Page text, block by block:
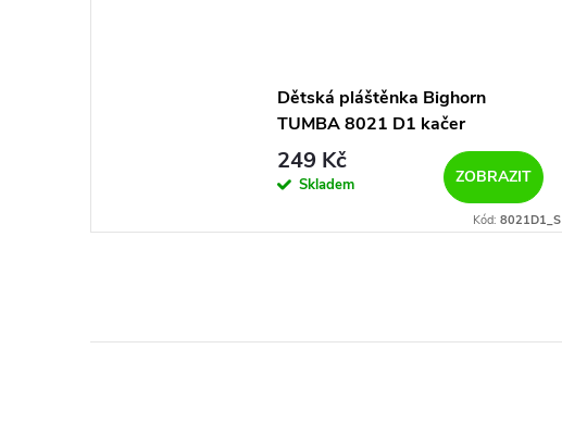
Dětská pláštěnka Bighorn
TUMBA 8021 D1 kačer
249 Kč
Skladem ZOBRAZIT
Kód: 8021D1_S